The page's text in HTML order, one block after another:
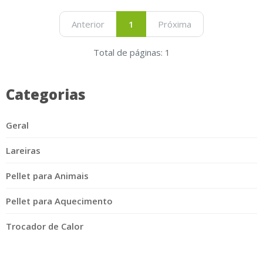
Anterior 1 Próxima
Total de páginas: 1
Categorias
Geral
Lareiras
Pellet para Animais
Pellet para Aquecimento
Trocador de Calor